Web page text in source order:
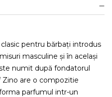
pentru bărbați introdus
masculine și în același
numit după fondatorul
Zino are o compozitie
parfumul intr-un